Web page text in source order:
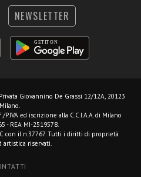
NEWSLETTER
Giovannino De Grassi 12/12A, 20123
Milano.
P.IVA ed iscrizione alla C.C.I.A.A. di Milano
- REA MI-2519578.
con il n.37767. Tutti i diritti di proprietà
artistica riservati.